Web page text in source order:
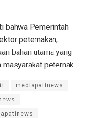
bahwa Pemerintah
peternakan,
bahan utama yang
masyarakat peternak.
mediapatinews